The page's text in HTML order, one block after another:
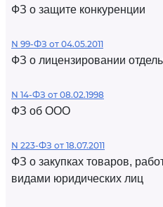
ФЗ о защите конкуренции
N 99-ФЗ от 04.05.2011
ФЗ о лицензировании
N 14-ФЗ от 08.02.1998
ФЗ об ООО
N 223-ФЗ от 18.07.2011
ФЗ о закупках товаров,
видами юридических лиц